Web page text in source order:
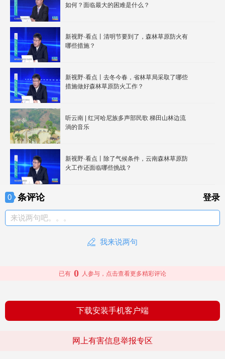
如何？面临最大的困难是什么？
新视野·看点丨清明节要到了，森林草原防火有
哪些措施？
新视野·看点丨去冬今春，省林草局采取了哪些
措施做好森林草原防火工作？
听云南 | 红河哈尼族多声部民歌 梯田山林边流
淌的音乐
新视野·看点丨除了气候条件，云南森林草原防
火工作还面临哪些挑战？
0 条评论 登录
来说两句吧。。。
我来说两句
已有 0 人参与，点击查看更多精彩评论
下载安装手机客户端
网上有害信息举报专区